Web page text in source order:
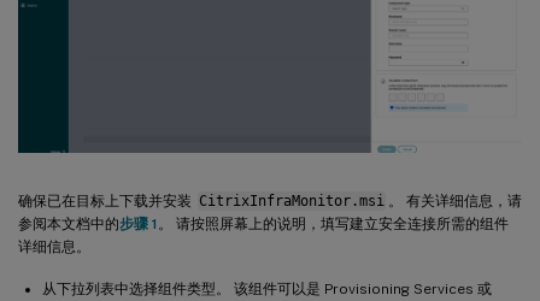
确保已在目标上下载并安装 CitrixInfraMonitor.msi 。 有关详细信息，请
参阅本文档中的步骤 1 。 请按照屏幕上的说明，填写建立安全连接所需的组件
详细信息。
从下拉列表中选择组件类型。 该组件可以是 Provisioning Services 或